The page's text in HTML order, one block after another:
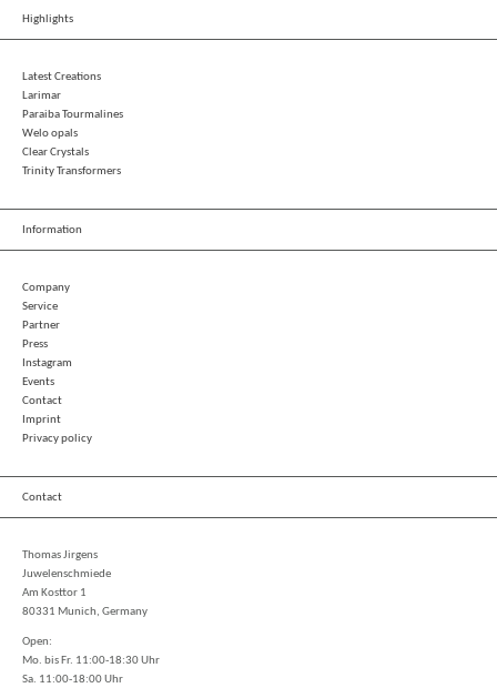
Highlights
Latest Creations
Larimar
Paraiba Tourmalines
Welo opals
Clear Crystals
Trinity Transformers
Information
Company
Service
Partner
Press
Instagram
Events
Contact
Imprint
Privacy policy
Contact
Thomas Jirgens
Juwelenschmiede
Am Kosttor 1
80331 Munich, Germany
Open:
Mo. bis Fr. 11:00-18:30 Uhr
Sa. 11:00-18:00 Uhr